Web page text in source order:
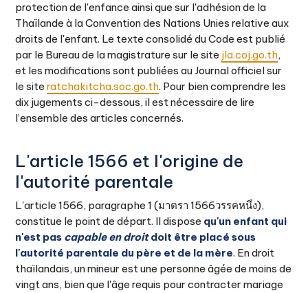
protection de l'enfance ainsi que sur l'adhésion de la
Thaïlande à la Convention des Nations Unies relative aux
droits de l'enfant. Le texte consolidé du Code est publié
par le Bureau de la magistrature sur le site jla.coj.go.th,
et les modifications sont publiées au Journal officiel sur
le siteratchakitcha.soc.go.th. Pour bien comprendre les
dix jugements ci-dessous, il est nécessaire de lire
l’ensemble des articles concernés.
L'article 1566 et l'origine de
l'autorité parentale
L'article 1566, paragraphe 1 (มาตรา 1566วรรคหนึ่ง),
constitue le point de départ. Il dispose qu'un enfant qui
n'est pas capable en droitdoit être placé sous
l'autorité parentale du père et de la mère. En droit
thaïlandais, un mineur est une personne âgée de moins de
vingt ans, bien que l'âge requis pour contracter mariage